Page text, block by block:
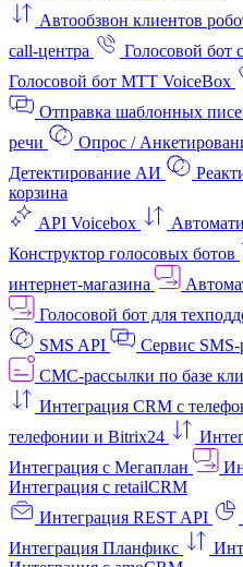
Автообзвон клиентов
call-центра
Голосовой бот
Голосовой бот МТТ VoiceBox
Отправка шаблонных
речи
Опрос /
Детектирование АИ
корзина
API Voicebox
Конструктор голосовых ботов
интернет‑магазина
Голосовой бот для
SMS API
Сервис SMS-
СМС-рассылки по базе
Интеграция CRM с
телефонии и Bitrix24
Интеграция с Мегаплан
Интеграция с retailCRM
Интеграция REST API
Интеграция Планфикс